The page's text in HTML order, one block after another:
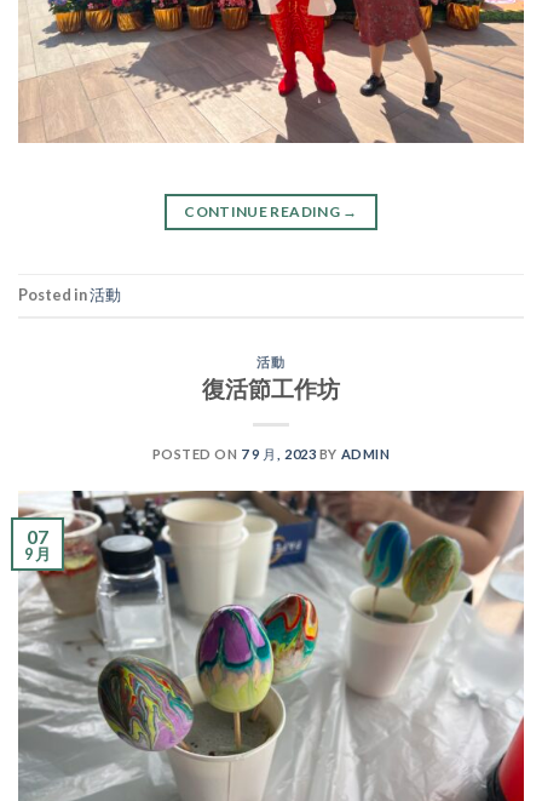
CONTINUE READING →
Posted in活動
活動
復活節工作坊
POSTED ON 7 9 月, 2023 BY ADMIN
07
9 月